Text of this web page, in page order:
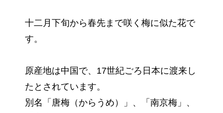
十二月下旬から春先まで咲く梅に似た花で
す。
原産地は中国で、17世紀ごろ日本に渡来し
たとされています。
別名「唐梅（からうめ）」、「南京梅」、